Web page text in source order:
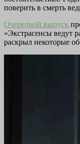
поверить в смерть
Очередной выпуск
«Экстрасенсы ведут
раскрыл некоторые